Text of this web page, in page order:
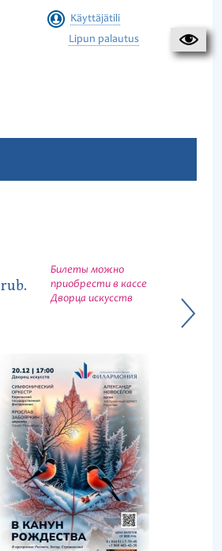
Käyttäjätili
Lipun palautus
rub.
Билеты можно
приобрести в кассе
Дворца искусств